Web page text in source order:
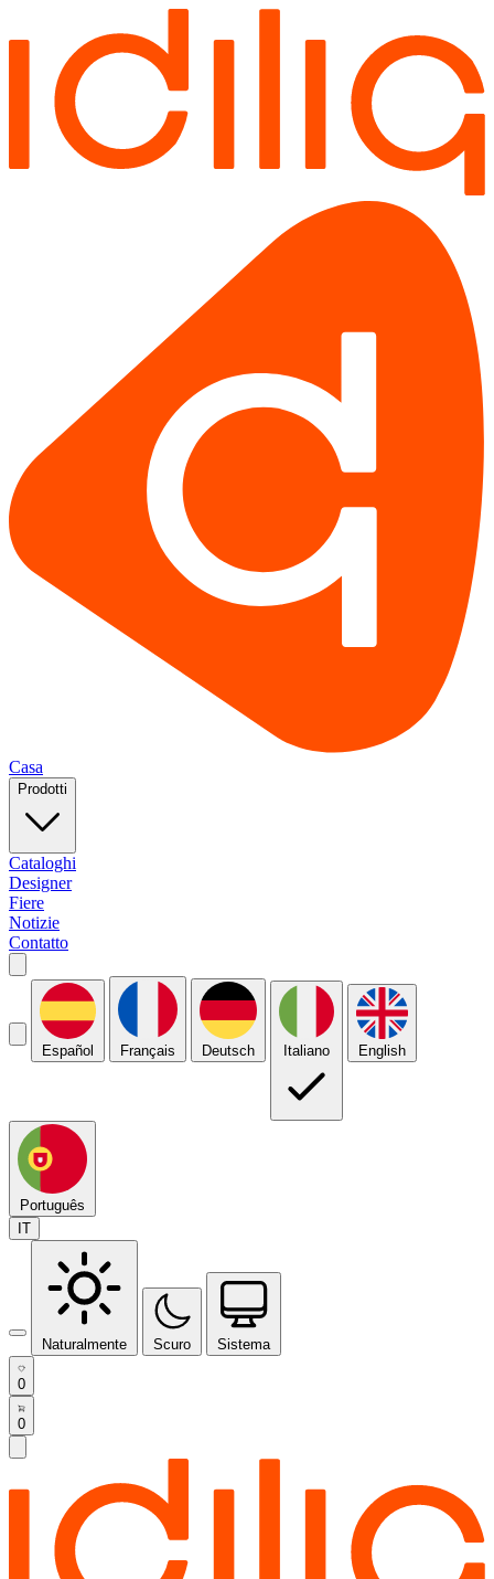
Casa
Prodotti
Cataloghi
Designer
Fiere
Notizie
Contatto
Español Français Deutsch Italiano English
Português
IT
Naturalmente Scuro Sistema
0
0